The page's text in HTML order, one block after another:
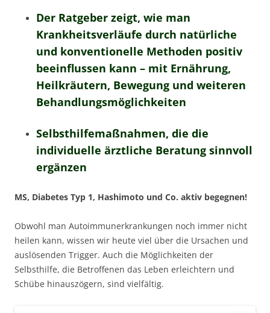
Der Ratgeber zeigt, wie man
Krankheitsverläufe durch natürliche
und konventionelle Methoden positiv
beeinflussen kann – mit Ernährung,
Heilkräutern, Bewegung und weiteren
Behandlungsmöglichkeiten
Selbsthilfemaßnahmen, die die
individuelle ärztliche Beratung sinnvoll
ergänzen
MS, Diabetes Typ 1, Hashimoto und Co. aktiv begegnen!
Obwohl man Autoimmunerkrankungen noch immer nicht
heilen kann, wissen wir heute viel über die Ursachen und
auslösenden Trigger. Auch die Möglichkeiten der
Selbsthilfe, die Betroffenen das Leben erleichtern und
Schübe hinauszögern, sind vielfältig.